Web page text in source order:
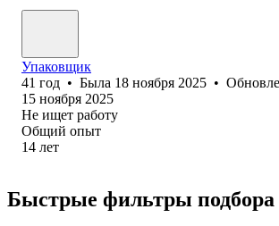
Упаковщик
41 год • Была 18 ноября 2025 •
15 ноября 2025
Не ищет работу
Общий опыт
14 лет
Быстрые фильтры подбора